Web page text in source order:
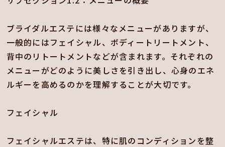
ブライダルエステには様々なメニューがありますが、
一般的にはフェイシャル、ボディートリートメント、
背中のリトートメントなどが含まれます。それぞれの
メニューがどのように美しさを引き出し、心身のエネ
ルギーを高めるのかを理解することが大切です。
フェイシャル
フェイシャルエステは、特に肌のコンディションを整